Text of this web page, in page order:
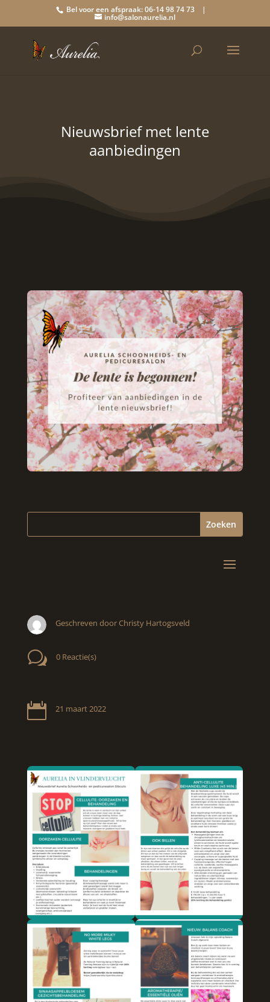
Bel voor een afspraak: 06-14 98 74 73 |
info@salonaurelia.nl
Nieuwsbrief met lente
aanbiedingen
Geschreven door Christy Hartogsveld
w 0 Reactie(s)
 21 maart 2022